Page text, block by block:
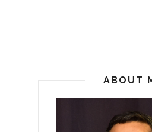
ABOUT